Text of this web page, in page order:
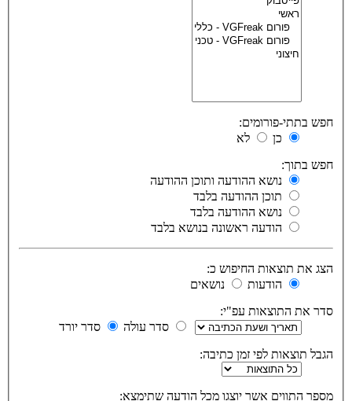
חפש בתתי-פורומים:
כן
לא
חפש בתוך:
נושא ההודעה ותוכן ההודעה
תוכן ההודעה בלבד
נושא ההודעה בלבד
הודעה ראשונה בנושא בלבד
הצג את תוצאות החיפוש כ:
הודעות
נושאים
סדר את התוצאות עפ"י:
סדר עולה
סדר יורד
הגבל תוצאות לפי זמן כתיבה:
מספר התווים אשר יוצגו מכל הודעה שתימצא: